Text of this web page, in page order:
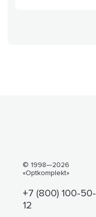
© 1998—2026
«Optkomplekt»
+7 (800) 100-50-
12